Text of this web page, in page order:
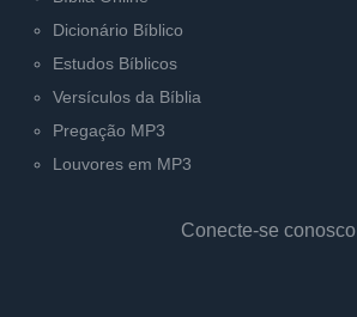
Dicionário Bíblico
Estudos Bíblicos
Versículos da Bíblia
Pregação MP3
Louvores em MP3
Conecte-se conosco